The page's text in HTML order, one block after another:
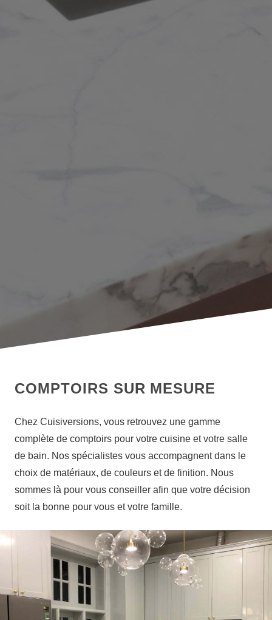
COMPTOIRS SUR MESURE
Chez Cuisiversions, vous retrouvez une gamme
complète de comptoirs pour votre cuisine et votre salle
de bain. Nos spécialistes vous accompagnent dans le
choix de matériaux, de couleurs et de finition. Nous
sommes là pour vous conseiller afin que votre décision
soit la bonne pour vous et votre famille.